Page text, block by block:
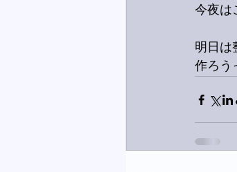
今夜は
明日は
作ろう